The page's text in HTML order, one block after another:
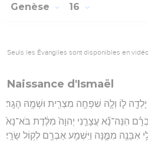
Genèse 16
Seuls les Évangiles sont disponibles en
Naissance d'Ismaël
ל֑וֹ וְלָ֛הּ שִׁפְחָ֥ה מִצְרִ֖ית וּשְׁמָ֥הּ הָגָֽר׃
הִנֵּה־נָ֞א עֲצָרַ֤נִי יְהוָה֙ מִלֶּ֔דֶת בֹּא־נָא֙
אִבָּנֶ֖ה מִמֶּ֑נָּה וַיִּשְׁמַ֥ע אַבְרָ֖ם לְק֥וֹל שָׂרָֽי׃